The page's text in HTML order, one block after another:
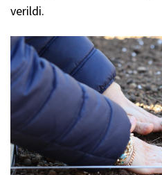
verildi.